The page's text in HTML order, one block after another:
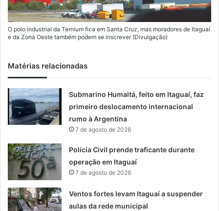
O polo industrial da Ternium fica em Santa Cruz, mas moradores de Itaguaí
e da Zona Oeste também podem se inscrever (Divulgação)
Matérias relacionadas
Submarino Humaitá, feito em Itaguaí, faz
primeiro deslocamento internacional
rumo à Argentina
7 de agosto de 2026
Polícia Civil prende traficante durante
operação em Itaguaí
7 de agosto de 2026
Ventos fortes levam Itaguaí a suspender
aulas da rede municipal